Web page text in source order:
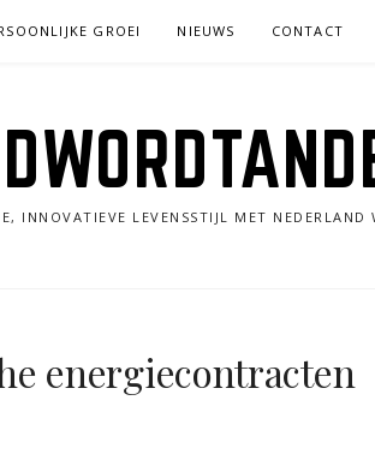
GROEI NIEUWS CONTACT
INNOVATIEVE LEVENSSTIJL MET NEDERLAND
energiecontracten